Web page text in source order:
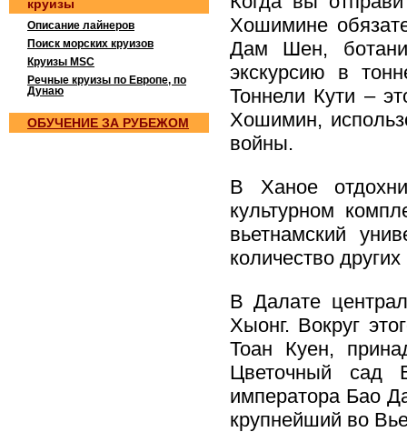
Хошимине
Дам Шен,
экскурсию в
Тоннели Кути –
Хошимин,
войны.
В Ханое
культурном
вьетнамский
количество
В Далате
Хыонг. Вокруг
Тоан Куен,
Цветочный сад
императора Бао
крупнейший во
круизы
Описание лайнеров
Поиск морских круизов
Круизы MSC
Речные круизы по Европе, по
Дунаю
OБУЧEНИE ЗА РУБEЖOМ